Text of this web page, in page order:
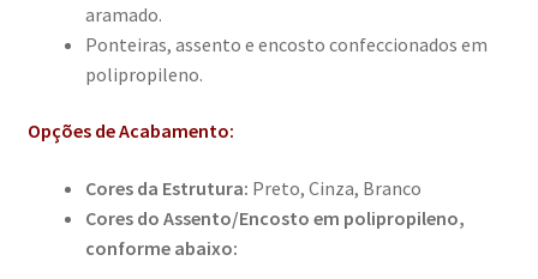
aramado.
Ponteiras, assento e encosto confeccionados em
polipropileno.
Opções de Acabamento:
Cores da Estrutura: Preto, Cinza, Branco
Cores do Assento/Encosto em polipropileno,
conforme abaixo: